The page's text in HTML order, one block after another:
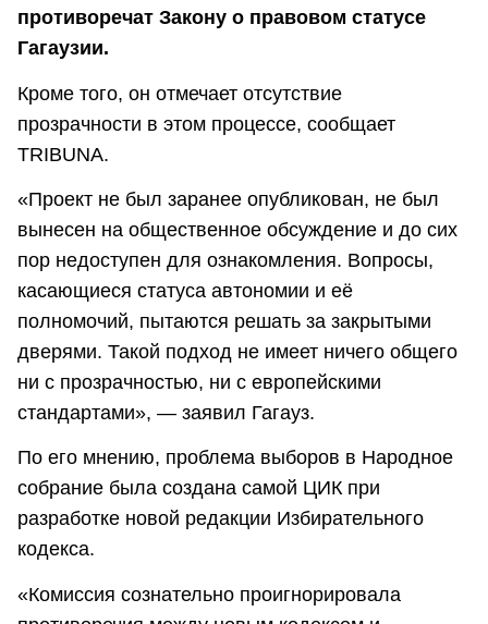
противоречат Закону о правовом статусе
Гагаузии.
Кроме того, он отмечает отсутствие
прозрачности в этом процессе, сообщает
TRIBUNA.
«Проект не был заранее опубликован, не был
вынесен на общественное обсуждение и до сих
пор недоступен для ознакомления. Вопросы,
касающиеся статуса автономии и её
полномочий, пытаются решать за закрытыми
дверями. Такой подход не имеет ничего общего
ни с прозрачностью, ни с европейскими
стандартами», — заявил Гагауз.
По его мнению, проблема выборов в Народное
собрание была создана самой ЦИК при
разработке новой редакции Избирательного
кодекса.
«Комиссия сознательно проигнорировала